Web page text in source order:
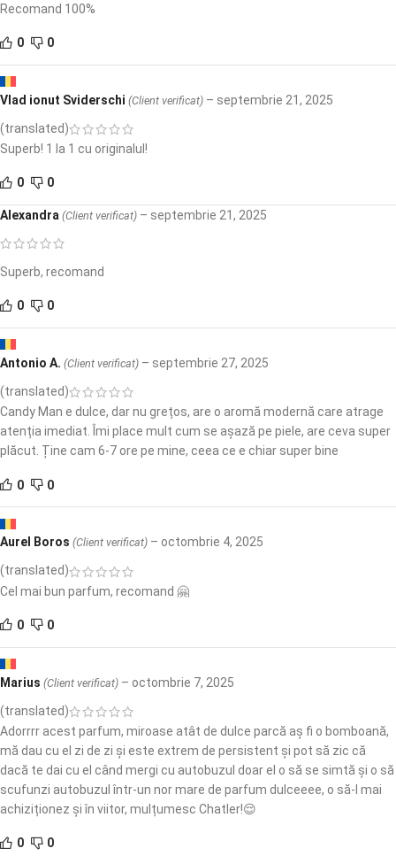
Recomand 100%
0 0
Vlad ionut Sviderschi (Client verificat) – septembrie 21, 2025
(translated)
Superb! 1 la 1 cu originalul!
0 0
Alexandra (Client verificat) – septembrie 21, 2025
Superb, recomand
0 0
Antonio A. (Client verificat) – septembrie 27, 2025
(translated)
Candy Man e dulce, dar nu grețos, are o aromă modernă care atrage
atenția imediat. Îmi place mult cum se așază pe piele, are ceva super
plăcut. Ține cam 6-7 ore pe mine, ceea ce e chiar super bine
0 0
Aurel Boros (Client verificat) – octombrie 4, 2025
(translated)
Cel mai bun parfum, recomand 🤗
0 0
Marius (Client verificat) – octombrie 7, 2025
(translated)
Adorrrr acest parfum, miroase atât de dulce parcă aș fi o bomboană,
mă dau cu el zi de zi și este extrem de persistent și pot să zic că
dacă te dai cu el când mergi cu autobuzul doar el o să se simtă și o să
scufunzi autobuzul într-un nor mare de parfum dulceeee, o să-l mai
achiziționez și în viitor, mulțumesc Chatler!😌
0 0